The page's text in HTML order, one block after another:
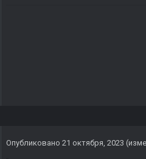
Опубликовано 21 октября, 2023